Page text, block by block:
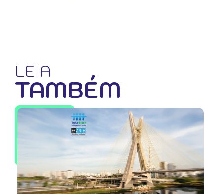
LEIA
TAMBÉM